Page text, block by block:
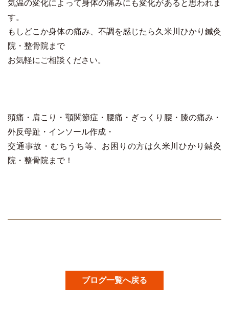
気温の変化によって身体の痛みにも変化があると思われま
す。
もしどこか身体の痛み、不調を感じたら久米川ひかり鍼灸
院・整骨院まで
お気軽にご相談ください。
頭痛・肩こり・顎関節症・腰痛・ぎっくり腰・膝の痛み・
外反母趾・インソール作成・
交通事故・むちうち等、お困りの方は久米川ひかり鍼灸
院・整骨院まで！
ブログ一覧へ戻る